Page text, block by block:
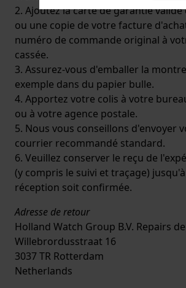
2. Ajoutez la carte de garantie
ou une copie de votre facture
numéro de commande original à
cassée.
3. Assurez-vous d'emballer la
exemple dans du papier bulle.
4. Apportez votre colis à votre
ou à votre agence postale.
5. Nous vous conseillons d'envoyer
courrier recommandé standard.
6. Veuillez conserver le reçu de
(y compris le suivi et traçage)
réception soit confirmée.
Adresse de retour
Holland Watch Group B.V. Repairs
Willebrordusstraat 16
3037 TR Rotterdam
Netherlands